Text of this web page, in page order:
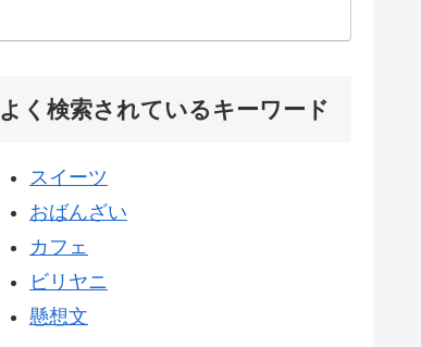
よく検索されているキーワード
スイーツ
おばんざい
カフェ
ビリヤニ
懸想文